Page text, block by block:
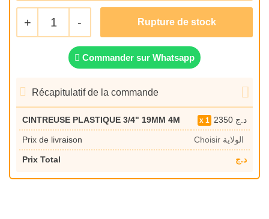
+ 1 -
Commander sur Whatsapp
Récapitulatif de la commande
CINTREUSE PLASTIQUE 3/4" 19MM 4M 1 2350 د.ج
Prix de livraison Choisir الولاية
Prix Total د.ج